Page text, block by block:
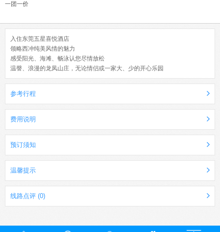
一团一价
入住东莞五星喜悦酒店
领略西冲纯美风情的魅力
感受阳光、海滩、畅泳认您尽情放松
温謦、浪漫的龙凤山庄，无论情侣或一家大、少的开心乐园
参考行程
费用说明
预订须知
温馨提示
线路点评 (0)